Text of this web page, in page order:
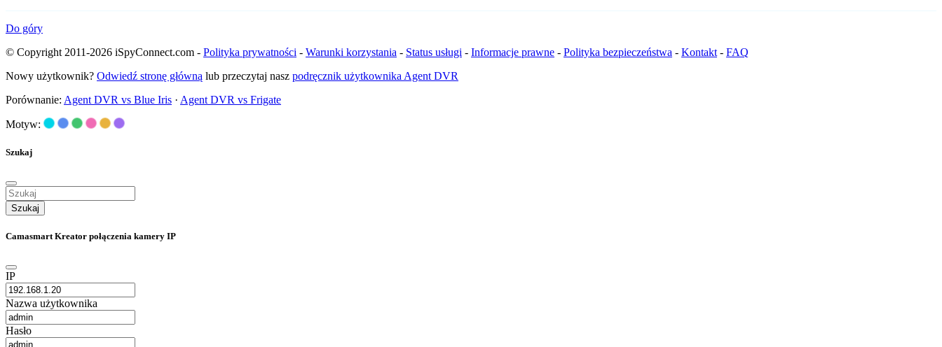
Do góry
© Copyright 2011-2026 iSpyConnect.com - Polityka prywatności - Warunki korzystania - Status usługi - Informacje prawne - Polityka bezpieczeństwa - Kontakt - FAQ
Nowy użytkownik? Odwiedź stronę główną lub przeczytaj nasz podręcznik użytkownika Agent DVR
Porównanie: Agent DVR vs Blue Iris · Agent DVR vs Frigate
Motyw:
Szukaj
Szukaj
Camasmart Kreator połączenia kamery IP
IP
Nazwa użytkownika
Hasło